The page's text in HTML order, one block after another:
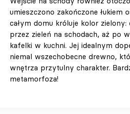
umieszczono zakończone łukiem
całym domu króluje kolor
przez zieleń na schodach, aż po
kafelki w kuchni. Jej idealnym
niemal wszechobecne drewno,
wnętrza przytulny charakter.
metamorfoza!